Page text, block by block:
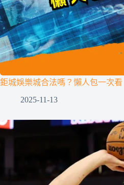
鉅城娛樂城合法嗎？懶人包一次看
2025-11-13